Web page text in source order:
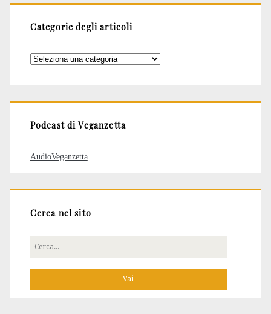
Categorie degli articoli
Categorie
Podcast di Veganzetta
AudioVeganzetta
Cerca nel sito
Cerca
per: